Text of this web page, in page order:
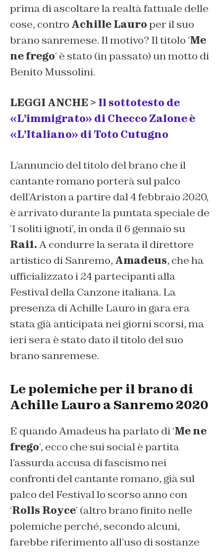
prima di ascoltare la realtà fattuale delle
cose, contro Achille Lauroper il suo
brano sanremese. Il motivo? Il titolo ‘Me
ne frego’ è stato (in passato) un motto di
Benito Mussolini.
LEGGI ANCHE > Il sottotesto de
«L’immigrato» di Checco Zalone è
«L’Italiano» di Toto Cutugno
L’annuncio del titolo del brano che il
cantante romano porterà sul palco
dell’Ariston a partire dal 4 febbraio 2020,
è arrivato durante la puntata speciale de
‘I soliti ignoti’, in onda il 6 gennaio su
Rai1.A condurre la serata il direttore
artistico di Sanremo, Amadeus, che ha
ufficializzato i 24 partecipanti alla
Festival della Canzone italiana. La
presenza di Achille Lauro in gara era
stata già anticipata nei giorni scorsi, ma
ieri sera è stato dato il titolo del suo
brano sanremese.
Le polemiche per il brano di
Achille Lauro a Sanremo 2020
E quando Amadeus ha parlato di ‘Me ne
frego’, ecco che sui social è partita
l’assurda accusa di fascismo nei
confronti del cantante romano, già sul
palco del Festival lo scorso anno con
‘Rolls Royce’ (altro brano finito nelle
polemiche perché, secondo alcuni,
farebbe riferimento all’uso di sostanze